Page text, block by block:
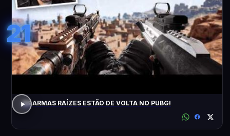
21
AS ARMAS RAÍZES ESTÃO DE VOLTA NO PUBG!